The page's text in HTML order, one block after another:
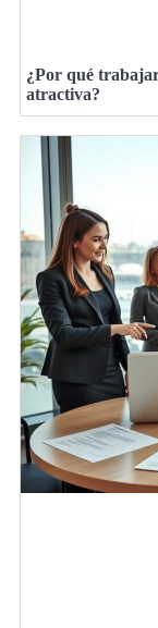
¿Por qué
atractiva?